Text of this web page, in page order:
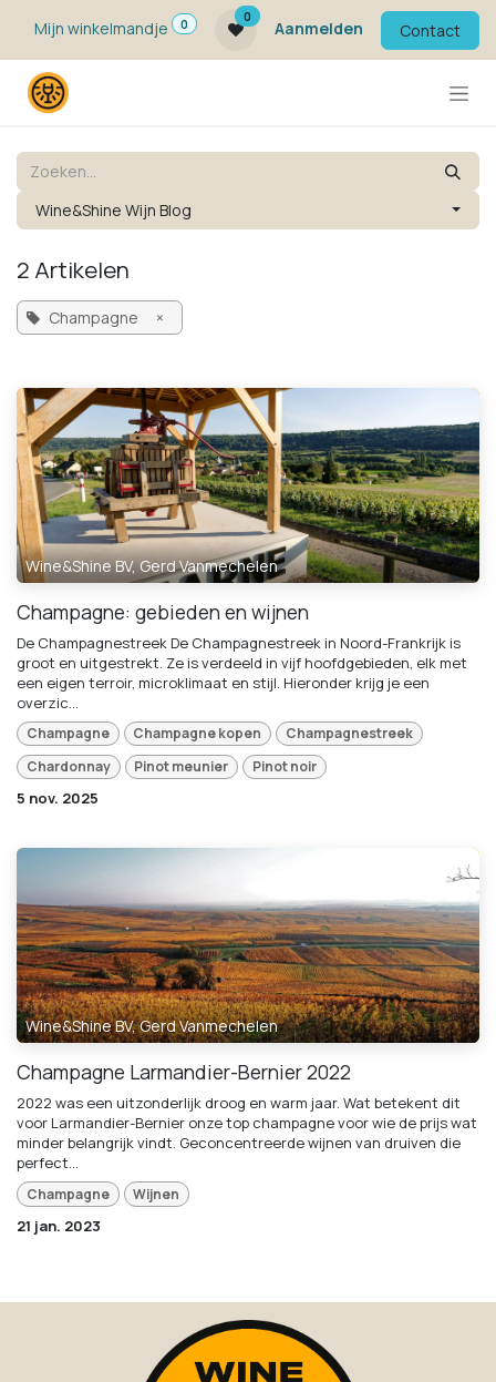
Mijn winkelmandje
0
0
Aanmelden Contact
Wine&Shine Wijn Blog
2 Artikelen
Champagne ×
Wine&Shine BV, Gerd Vanmechelen
Champagne: gebieden en wijnen
De Champagnestreek De Champagnestreek in Noord-Frankrijk is
groot en uitgestrekt. Ze is verdeeld in vijf hoofdgebieden, elk met
een eigen terroir, microklimaat en stijl. Hieronder krijg je een
overzic...
Champagne Champagne kopen
Champagnestreek
Chardonnay
Pinot meunier Pinot noir
5 nov. 2025
Wine&Shine BV, Gerd Vanmechelen
Champagne Larmandier-Bernier 2022
2022 was een uitzonderlijk droog en warm jaar. Wat betekent dit
voor Larmandier-Bernier onze top champagne voor wie de prijs wat
minder belangrijk vindt. Geconcentreerde wijnen van druiven die
perfect...
Champagne Wijnen
21 jan. 2023